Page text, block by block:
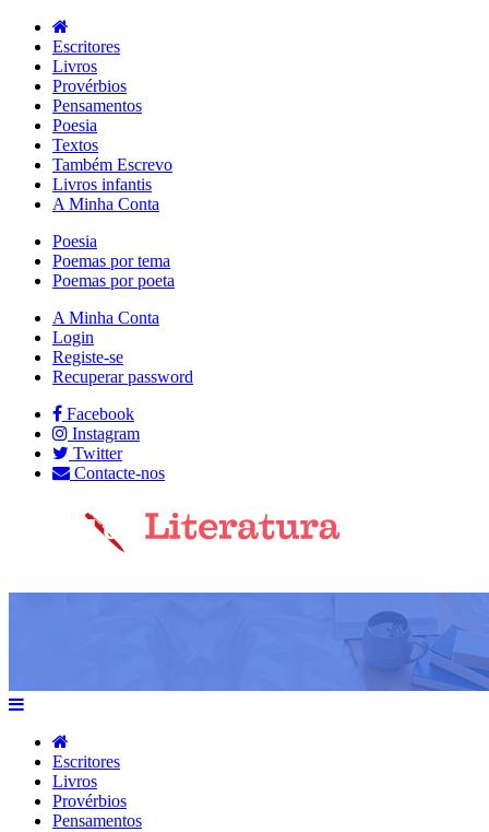
Escritores
Livros
Provérbios
Pensamentos
Poesia
Textos
Também Escrevo
Livros infantis
A Minha Conta
Poesia
Poemas por tema
Poemas por poeta
A Minha Conta
Login
Registe-se
Recuperar password
Facebook
Instagram
Twitter
Contacte-nos
Escritores
Livros
Provérbios
Pensamentos